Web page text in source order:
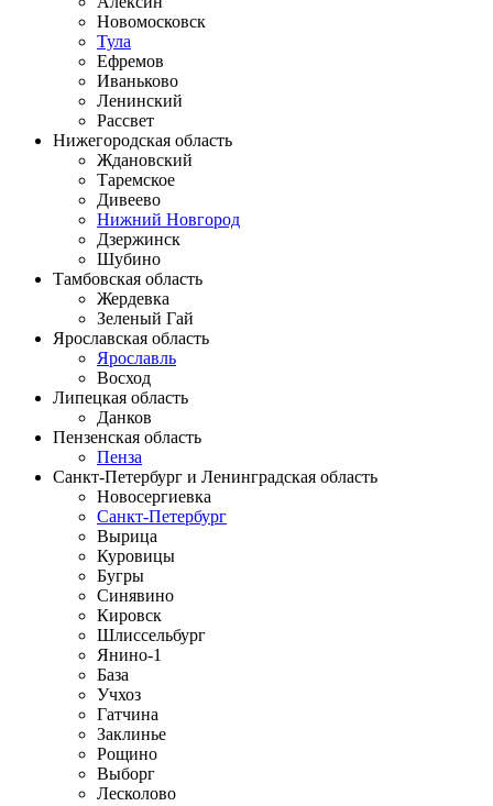
Новомосковск
Тула
Ефремов
Иваньково
Ленинский
Рассвет
Нижегородская область
Ждановский
Таремское
Дивеево
Нижний Новгород
Дзержинск
Шубино
Тамбовская область
Жердевка
Зеленый Гай
Ярославская область
Ярославль
Восход
Липецкая область
Данков
Пензенская область
Пенза
Санкт-Петербург и Ленинградская область
Новосергиевка
Санкт-Петербург
Вырица
Куровицы
Бугры
Синявино
Кировск
Шлиссельбург
Янино-1
База
Учхоз
Гатчина
Заклинье
Рощино
Выборг
Лесколово